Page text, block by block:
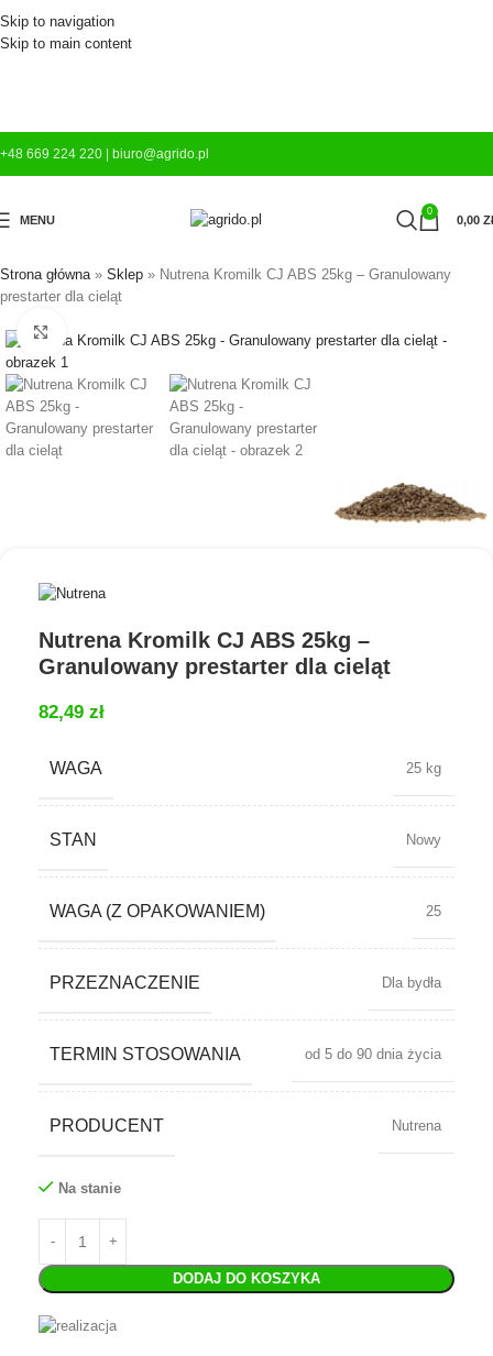
Skip to navigation
Skip to main content
+48 669 224 220 biuro@agrido.pl
MENU
0
0,00
Strona główna» Sklep » Nutrena Kromilk CJ ABS 25kg – Granulowany
prestarter dla cieląt
Kliknij aby powiększyć
Nutrena Kromilk CJ ABS 25kg –
Granulowany prestarter dla cieląt
82,49 zł
WAGA 25 kg
STAN Nowy
WAGA (Z OPAKOWANIEM) 25
PRZEZNACZENIE Dla bydła
TERMIN STOSOWANIA od 5 do 90 dnia życia
PRODUCENT Nutrena
Na stanie
DODAJ DO KOSZYKA